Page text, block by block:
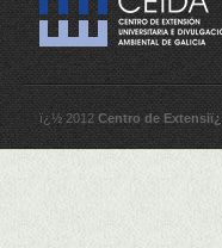
ï¿½ 2012 Centro de